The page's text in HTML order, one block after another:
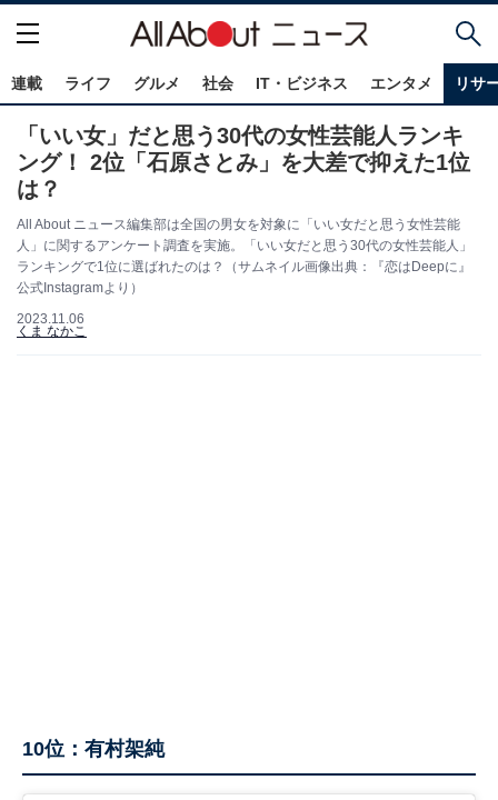
連載 ライフ グルメ 社会 IT・ビジネス エンタメ リサ
「いい女」だと思う30代の女性芸能人ランキ
ング！ 2位「石原さとみ」を大差で抑えた1位
は？
All About ニュース編集部は全国の男女を対象に「いい女だと思う女性芸能
人」に関するアンケート調査を実施。「いい女だと思う30代の女性芸能人」
ランキングで1位に選ばれたのは？（サムネイル画像出典：『恋はDeepに』
公式Instagramより）
2023.11.06
くま なかこ
10位：有村架純